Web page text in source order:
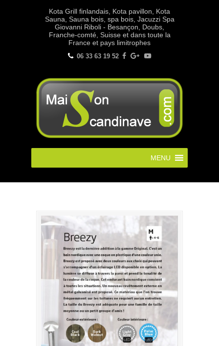
Kota Grill finlandais, Kota pavillon, Kota
Sauna, Sauna bois, spa bois, Jacuzzi Spa
Giovanni Riboli - Besançon, Doubs,
Franche-comté, Suisse et dans toute la
France et pays limitrophes
06 33 63 19 52
MENU